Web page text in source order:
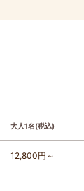
大人1名(税込)
12,800円～